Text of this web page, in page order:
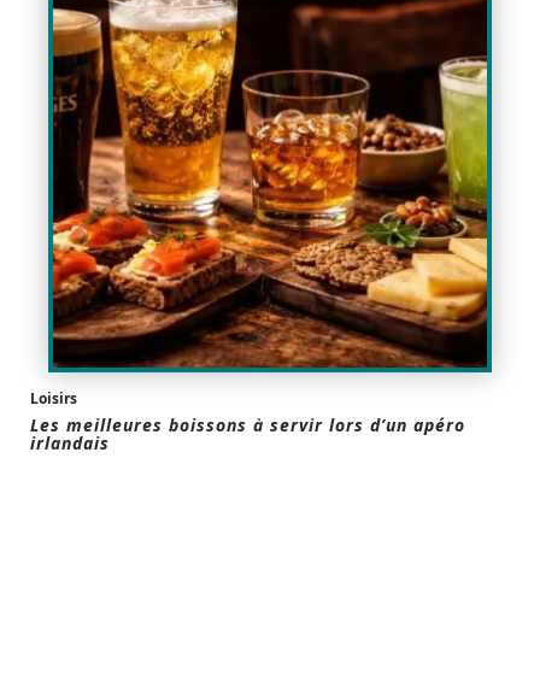
Loisirs
Les meilleures boissons à servir lors d’un apéro
irlandais